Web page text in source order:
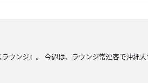
ンジ』。 今週は、ラウンジ常連客で沖縄